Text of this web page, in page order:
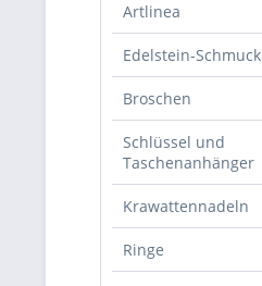
Artlinea
Edelstein-Schmuck
Broschen
Schlüssel und
Taschenanhänger
Krawattennadeln
Ringe